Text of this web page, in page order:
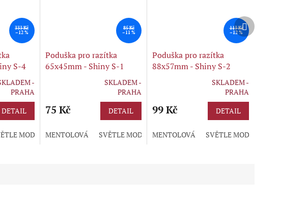
BORDÓ ČERNÁ ČERVENÁ MODRÁ RŮŽOVÁ ŽLUTÁ HNĚDÁ
333 Kč
–12 %
S-4
-
PRAHA
DETAIL
MODRÁ ZELENÁ FIALOVÁ BORDÓ ČERNÁ ČERVENÁ MODRÁ
85 Kč
–11 %
Poduška pro razítka
65x45mm - Shiny S-1
produktu
z
SKLADEM -
PRAHA
75 Kč DETAIL
MENTOLOVÁ SVĚTLE MODRÁ ZELENÁ FIALOVÁ BORDÓ
113 Kč
–12 %
Poduška pro razítka
88x57mm - Shiny S-2
produktu
z
SKLADEM -
PRAHA
99 Kč DETAIL
MENTOLOVÁ SVĚTLE MODRÁ
Další
produkt